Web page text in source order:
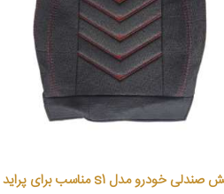
روکش صندلی خودرو مدل s1 مناسب برای پراید